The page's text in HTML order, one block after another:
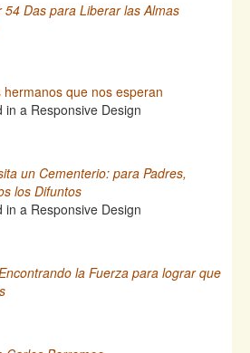
Das para Liberar las Almas
que nos esperan
un Cementerio: para Padres,
los Difuntos
la Fuerza para lograr que